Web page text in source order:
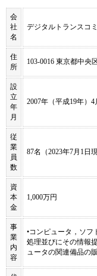
会
社
名
デジタルトランスコ
住
所
103-0016 東京都中央
設
立
年
月
2007年（平成19年）4
従
業
員
数
87名（2023年7月1日現
資
本
金
1,000万円
事
業
内
容
•コンピュータ，ソフ
処理並びにその情報
ュータの関連備品の